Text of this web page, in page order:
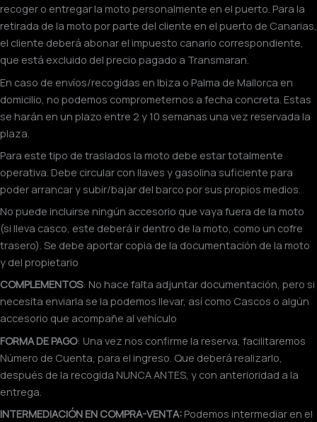
recoger o entregar la moto personalmente en el puerto. Para la
retirada de la moto por parte del cliente en el puerto de Canarias,
el cliente deberá abonar el impuesto canario correspondiente,
que está excluido del precio pagado a Transmaran.
En caso de envíos/recogidas en Ibiza o Palma de Mallorca en
domicilio, no podemos comprometernos a fecha concreta. Estas
se harán en un plazo entre 2 y 10 semanas una vez reservada la
plaza.
Para este tipo de traslados la moto debe estar totalmente
operativa. Debe circular con llaves y gasolina suficiente para
poder arrancar y subir/bajar del barco por sus propios medios.
No puede incluirse ningún accesorio que vaya fuera de la moto
(si lleva casco, este deberá ir dentro de la moto, como un cofre
trasero). Se debe aportar copia de la documentación de la moto
y del propietario
COMPLEMENTOS: No hace falta adjuntar documentación, pero si
necesita enviarla se la podemos llevar, así como Cascos o algún
accesorio que acompañe al vehículo
FORMA DE PAGO: Una vez nos confirme la reserva, facilitaremos
Número de Cuenta, para el ingreso. Que deberá realizarlo,
después de la recogida NUNCA ANTES, y con anterioridad a la
entrega.
INTERMEDIACIÓN EN COMPRA-VENTA: Podemos intermediar en el